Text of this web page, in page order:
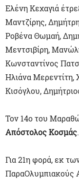
Ελένη Κεχαγιά
Μαντζίρης,
Ροβένα Θωμαή,
Μεντσιβίρη,
Κωνσταντίνος
Ηλιάνα Μερεντίτη,
Κισόγλου,
Τον 14ο του
Απόστολος Κοσμάς.
Για 21η φορά, εκ
ΠαραΟλυμπιακούς